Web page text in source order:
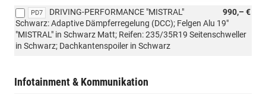
mit:
FTE
(Fußmatten
Original
(SENNHEISER
PD7 990,– €
DRIVING-PERFORMANCE "MISTRAL"
Schwarz: Adaptive Dämpferregelung (DCC); Felgen Alu 19"
"MISTRAL" in Schwarz Matt; Reifen: 235/35R19 Seitenschweller
in Schwarz; Dachkantenspoiler in Schwarz
Infotainment & Kommunikation